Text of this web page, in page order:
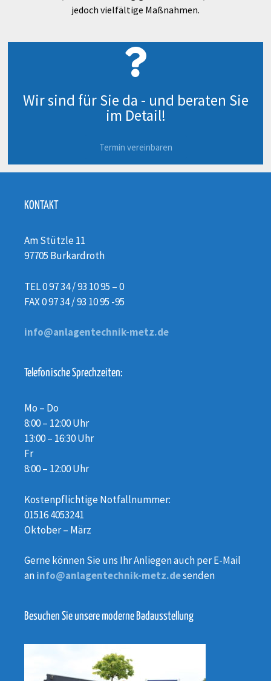
jedoch vielfältige Maßnahmen.
Wir sind für Sie da - und beraten Sie
im Detail!
Termin vereinbaren
KONTAKT
Am Stützle 11
97705 Burkardroth
TEL 0 97 34 / 93 10 95 – 0
FAX 0 97 34 / 93 10 95 -95
info@anlagentechnik-metz.de
Telefonische Sprechzeiten:
Mo – Do
8:00 – 12:00 Uhr
13:00 – 16:30 Uhr
Fr
8:00 – 12:00 Uhr
Kostenpflichtige Notfallnummer:
01516 4053241
Oktober – März
Gerne können Sie uns Ihr Anliegen auch per E-Mail
aninfo@anlagentechnik-metz.desenden
Besuchen Sie unsere moderne Badausstellung